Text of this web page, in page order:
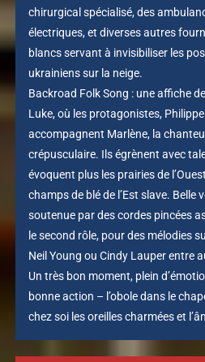
chirurgical spécialisé, des
électriques, et diverses autres
blancs servant à invisibiliser les
ukrainiens sur la neige.
Backroad Folk Song : une affiche
Luke, où les protagonistes,
accompagnent Marlène, la
crépusculaire. Ils égrènent avec
évoquent plus les prairies de
champs de blé de l’Est slave. Belle
soutenue par des cordes pincées
le second rôle, pour des mélodies
Neil Young ou Cindy Lauper entre
Un très bon moment, plein
bonne action – l’obole dans le
chez soi les oreilles charmées et